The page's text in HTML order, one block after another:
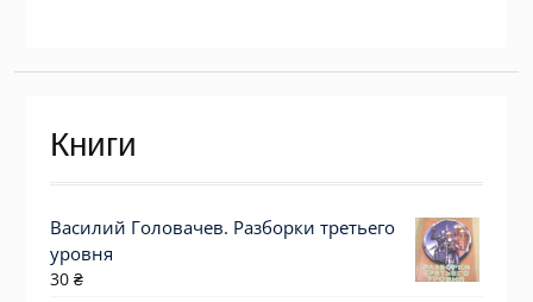
Книги
Василий Головачев. Разборки третьего
уровня
30 ₴